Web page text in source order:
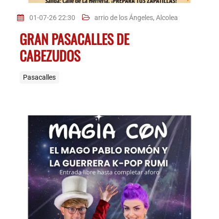
01-07-26 22:30 arrio de los Ángeles, Alcolea
GRAN PASACALLES DE
CABEZUDOS
Pasacalles